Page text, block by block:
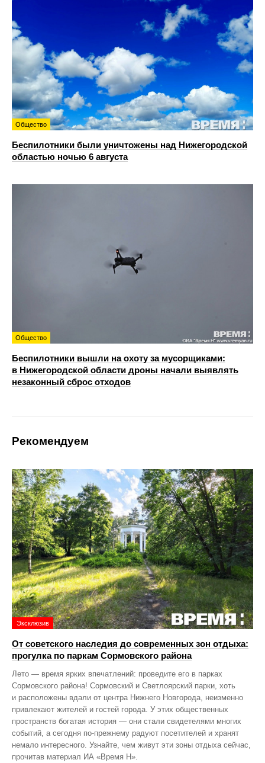
Общество
Беспилотники были уничтожены над Нижегородской
областью ночью 6 августа
Общество
Беспилотники вышли на охоту за мусорщиками:
в Нижегородской области дроны начали выявлять
незаконный сброс отходов
Рекомендуем
Эксклюзив
От советского наследия до современных зон отдыха:
прогулка по паркам Сормовского района
Лето — время ярких впечатлений: проведите его в парках
Сормовского района! Сормовский и Светлоярский парки, хоть
и расположены вдали от центра Нижнего Новгорода, неизменно
привлекают жителей и гостей города. У этих общественных
пространств богатая история — они стали свидетелями многих
событий, а сегодня по‑прежнему радуют посетителей и хранят
немало интересного. Узнайте, чем живут эти зоны отдыха сейчас,
прочитав материал ИА «Время Н».